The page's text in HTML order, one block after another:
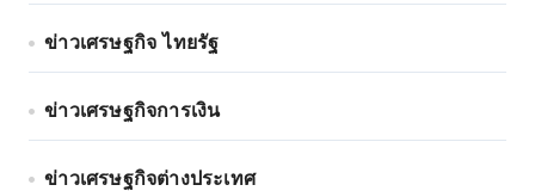
ข่าวเศรษฐกิจ ไทยรัฐ
ข่าวเศรษฐกิจการเงิน
ข่าวเศรษฐกิจต่างประเทศ